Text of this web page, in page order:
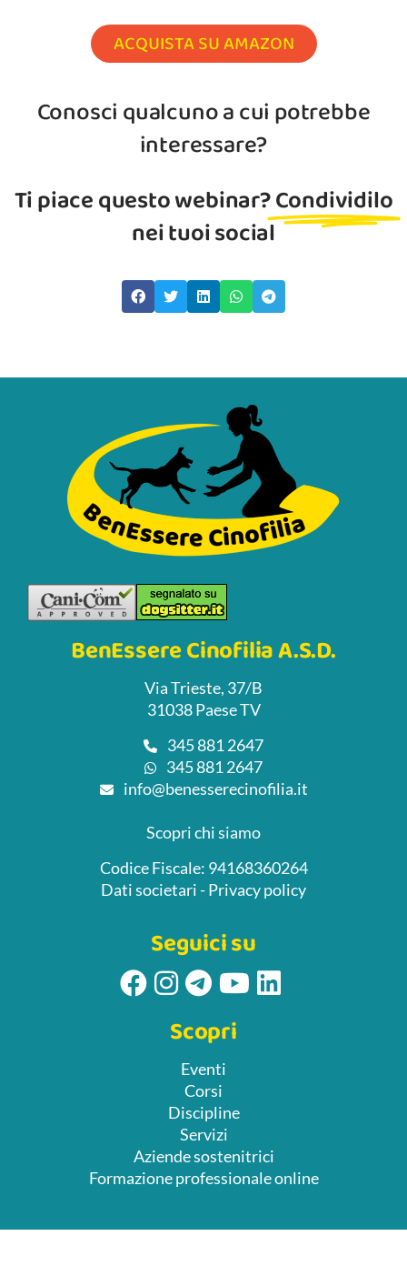
ACQUISTA SU AMAZON
Conosci qualcuno a cui potrebbe
interessare?
Ti piace questo webinar?Condividilo
nei tuoi social
BenEssere Cinofilia A.S.D.
Via Trieste, 37/B
31038 Paese TV
345 881 2647
345 881 2647
info@benesserecinofilia.it
Scopri chi siamo
Codice Fiscale: 94168360264
Dati societari -Privacy policy
Seguici su
Scopri
Eventi
Corsi
Discipline
Servizi
Aziende sostenitrici
Formazione professionale online